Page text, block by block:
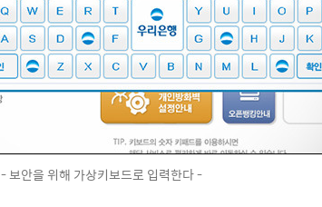
- 보안을 위해 가상키보드로 입력한다 -